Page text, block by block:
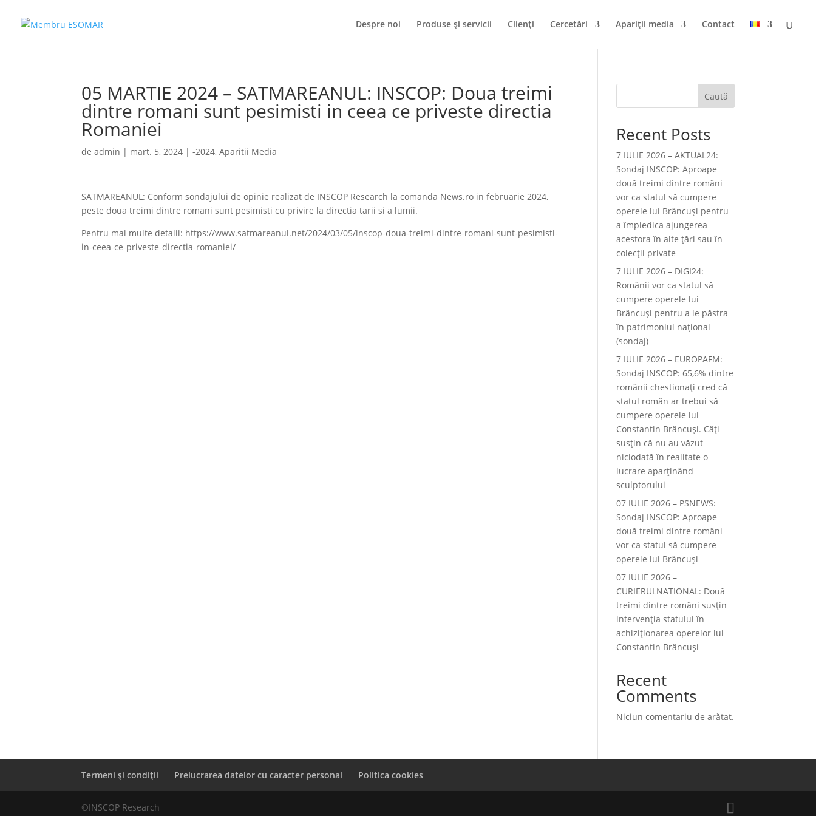
Despre noi Produse și servicii Clienți Cercetări Apariții media Contact
05 MARTIE 2024 – SATMAREANUL: INSCOP: Doua treimi
dintre romani sunt pesimisti in ceea ce priveste directia
Romaniei
deadmin | mart. 5, 2024 |-2024,Aparitii Media
SATMAREANUL: Conform sondajului de opinie realizat de INSCOP Research la comanda News.ro in februarie 2024,
peste doua treimi dintre romani sunt pesimisti cu privire la directia tarii si a lumii.
Pentru mai multe detalii: https://www.satmareanul.net/2024/03/05/inscop-doua-treimi-dintre-romani-sunt-pesimisti-
in-ceea-ce-priveste-directia-romaniei/
Caută
Recent Posts
7 IULIE 2026 – AKTUAL24:
Sondaj INSCOP: Aproape
două treimi dintre români
vor ca statul să cumpere
operele lui Brâncuşi pentru
a împiedica ajungerea
acestora în alte ţări sau în
colecţii private
7 IULIE 2026 – DIGI24:
Românii vor ca statul să
cumpere operele lui
Brâncuși pentru a le păstra
în patrimoniul național
(sondaj)
7 IULIE 2026 – EUROPAFM:
Sondaj INSCOP: 65,6% dintre
românii chestionați cred că
statul român ar trebui să
cumpere operele lui
Constantin Brâncuși. Câți
susțin că nu au văzut
niciodată în realitate o
lucrare aparținând
sculptorului
07 IULIE 2026 – PSNEWS:
Sondaj INSCOP: Aproape
două treimi dintre români
vor ca statul să cumpere
operele lui Brâncuși
07 IULIE 2026 –
CURIERULNATIONAL: Două
treimi dintre români susțin
intervenția statului în
achiziționarea operelor lui
Constantin Brâncuși
Recent
Comments
Niciun comentariu de arătat.
Termeni și condiții Prelucrarea datelor cu caracter personal Politica cookies
©INSCOP Research